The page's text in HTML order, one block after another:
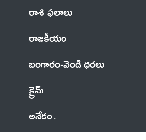
రాశి ఫలాలు
రాజకీయం
బంగారం-వెండి ధరలు
క్రైమ్
అనేకం